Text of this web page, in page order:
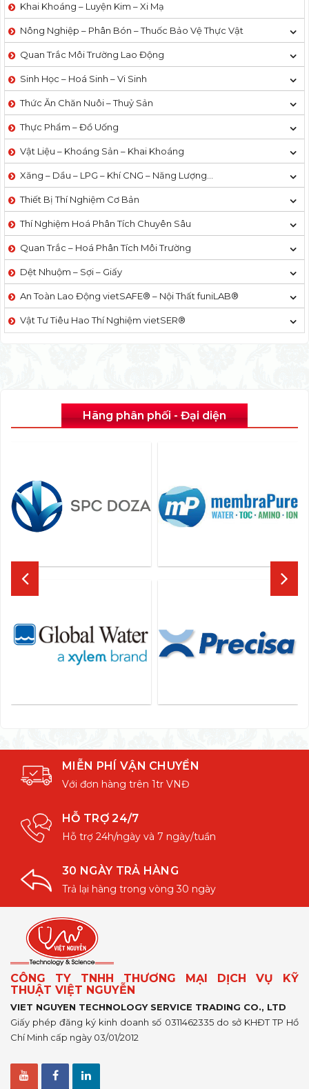
Khai Khoáng – Luyện Kim – Xi Mạ
Nông Nghiệp – Phân Bón – Thuốc Bảo Vệ Thực Vật
Quan Trắc Môi Trường Lao Động
Sinh Học – Hoá Sinh – Vi Sinh
Thức Ăn Chăn Nuôi – Thuỷ Sản
Thực Phẩm – Đồ Uống
Vật Liệu – Khoáng Sản – Khai Khoáng
Xăng – Dầu – LPG – Khí CNG – Năng Lượng…
Thiết Bị Thí Nghiệm Cơ Bản
Thí Nghiệm Hoá Phân Tích Chuyên Sâu
Quan Trắc – Hoá Phân Tích Môi Trường
Dệt Nhuộm – Sợi – Giấy
An Toàn Lao Động vietSAFE® – Nội Thất funiLAB®
Vật Tư Tiêu Hao Thí Nghiệm vietSER®
Hãng phân phối - Đại diện
MIỄN PHÍ VẬN CHUYỂN
Với đơn hàng trên 1tr VNĐ
HỖ TRỢ 24/7
Hỗ trợ 24h/ngày và 7 ngày/tuần
30 NGÀY TRẢ HÀNG
Trả lại hàng trong vòng 30 ngày
CÔNG TY TNHH THƯƠNG MẠI DỊCH VỤ KỸ
THUẬT VIỆT NGUYỄN
VIET NGUYEN TECHNOLOGY SERVICE TRADING CO., LTD
Giấy phép đăng ký kinh doanh số 0311462335 do sở KHĐT TP Hồ
Chí Minh cấp ngày 03/01/2012